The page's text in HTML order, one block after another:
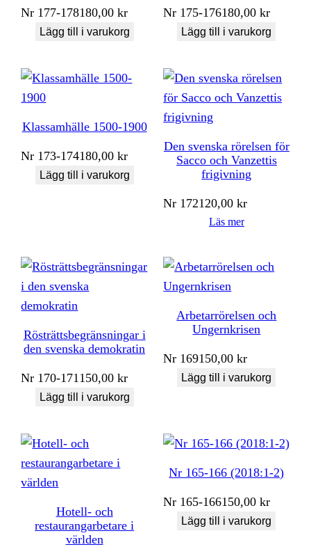
Nr 177-178180,00kr
Lägg till i varukorg
Nr 175-176180,00kr
Lägg till i varukorg
Klassamhälle 1500-1900
Nr 173-174180,00kr
Lägg till i varukorg
Den svenska rörelsen för
Sacco och Vanzettis
frigivning
Nr 172120,00kr
Läs mer
Rösträttsbegränsningar i
den svenska demokratin
Nr 170-171150,00kr
Lägg till i varukorg
Arbetarrörelsen och
Ungernkrisen
Nr 169150,00kr
Lägg till i varukorg
Hotell- och
restaurangarbetare i
världen
Nr 165-166 (2018:1-2)
Nr 165-166150,00kr
Lägg till i varukorg